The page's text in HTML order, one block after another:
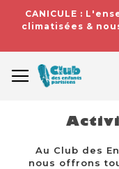
CANICULE :
climatisées &
Au Club des
nous offrons